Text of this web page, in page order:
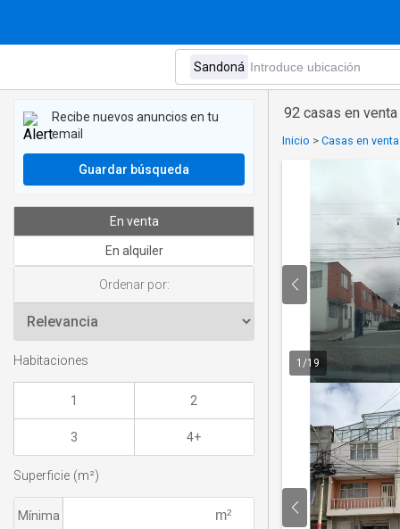
92 casas en venta
Inicio > Casas en
1 /19
Recibe nuevos anuncios en tu
email
Guardar búsqueda
En venta
En alquiler
Ordenar por:
Habitaciones
1 2
3 4+
Superficie (m²)
Mínima